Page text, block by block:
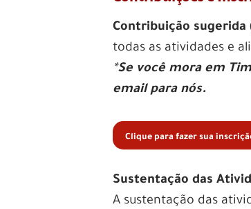
Contribuição sugerida
todas as atividades e
*Se você mora em
email para nós.
Clique para fazer sua
Sustentação das
A sustentação das